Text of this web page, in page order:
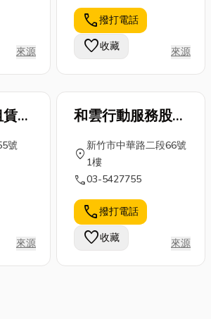
來源
call撥打電話
favorite收藏 來源
有
號
來源
和雲行動服務股份
有限公司
location_on
新竹市中華路二段66號
1樓
call03-5427755
call撥打電話
favorite收藏 來源